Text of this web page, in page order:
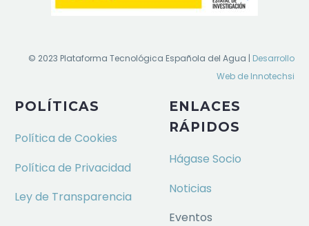
© 2023 Plataforma Tecnológica Española del Agua | Desarrollo
Web de Innotechsi
POLÍTICAS
Política de Cookies
Política de Privacidad
Ley de Transparencia
ENLACES
RÁPIDOS
Hágase Socio
Noticias
Eventos